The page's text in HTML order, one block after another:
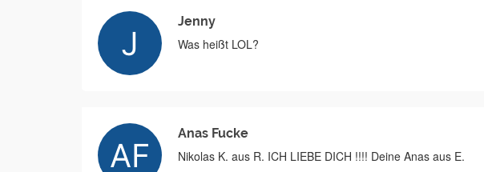
Jenny
Was heißt LOL?
Anas Fucke
Nikolas K. aus R. ICH LIEBE DICH !!!! Deine Anas aus E.